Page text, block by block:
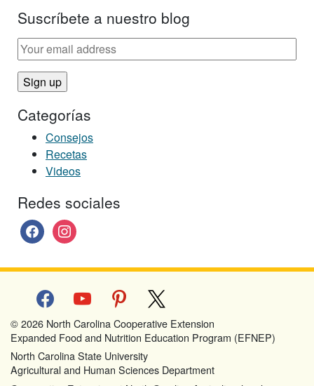
Suscríbete a nuestro blog
Categorías
Consejos
Recetas
Videos
Redes sociales
facebookinstagram
facebookyoutube pinterest
© 2026 North Carolina Cooperative Extension
Expanded Food and Nutrition Education Program (EFNEP)
North Carolina State University
Agricultural and Human Sciences Department